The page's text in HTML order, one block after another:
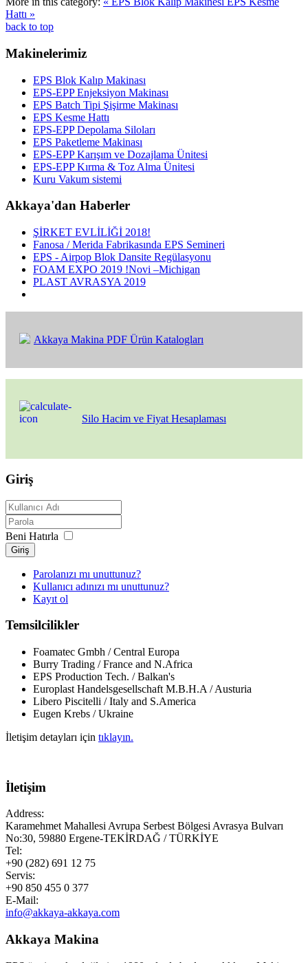
Hattı »
back to top
Makinelerimiz
EPS Blok Kalıp Makinası
EPS-EPP Enjeksiyon Makinası
EPS Batch Tipi Şişirme Makinası
EPS Kesme Hattı
EPS-EPP Depolama Siloları
EPS Paketleme Makinası
EPS-EPP Karışım ve Dozajlama Ünitesi
EPS-EPP Kırma & Toz Alma Ünitesi
Kuru Vakum sistemi
Akkaya'dan Haberler
ŞİRKET EVLİLİĞİ 2018!
Fanosa / Merida Fabrikasında EPS Semineri
EPS - Airpop Blok Dansite Regülasyonu
FOAM EXPO 2019 !Novi –Michigan
PLAST AVRASYA 2019
Akkaya Makina PDF Ürün Katalogları
Silo Hacim ve Fiyat Hesaplaması
Giriş
Beni Hatırla
Giriş
Parolanızı mı unuttunuz?
Kullanıcı adınızı mı unuttunuz?
Kayıt ol
Temsilcilikler
Foamatec Gmbh / Central Europa
Burry Trading / France and N.Africa
EPS Production Tech. / Balkan's
Europlast Handelsgesellschaft M.B.H.A / Austuria
Libero Piscitelli / Italy and S.America
Eugen Krebs / Ukraine
İletişim detayları için tıklayın.
İletişim
Address:
Karamehmet Mahallesi Avrupa Serbest Bölgesi Avrasya Bulvarı
No:30, 59880 Ergene-TEKİRDAĞ / TÜRKİYE
Tel:
+90 (282) 691 12 75
Servis:
+90 850 455 0 377
E-Mail:
info@akkaya-akkaya.com
Akkaya Makina